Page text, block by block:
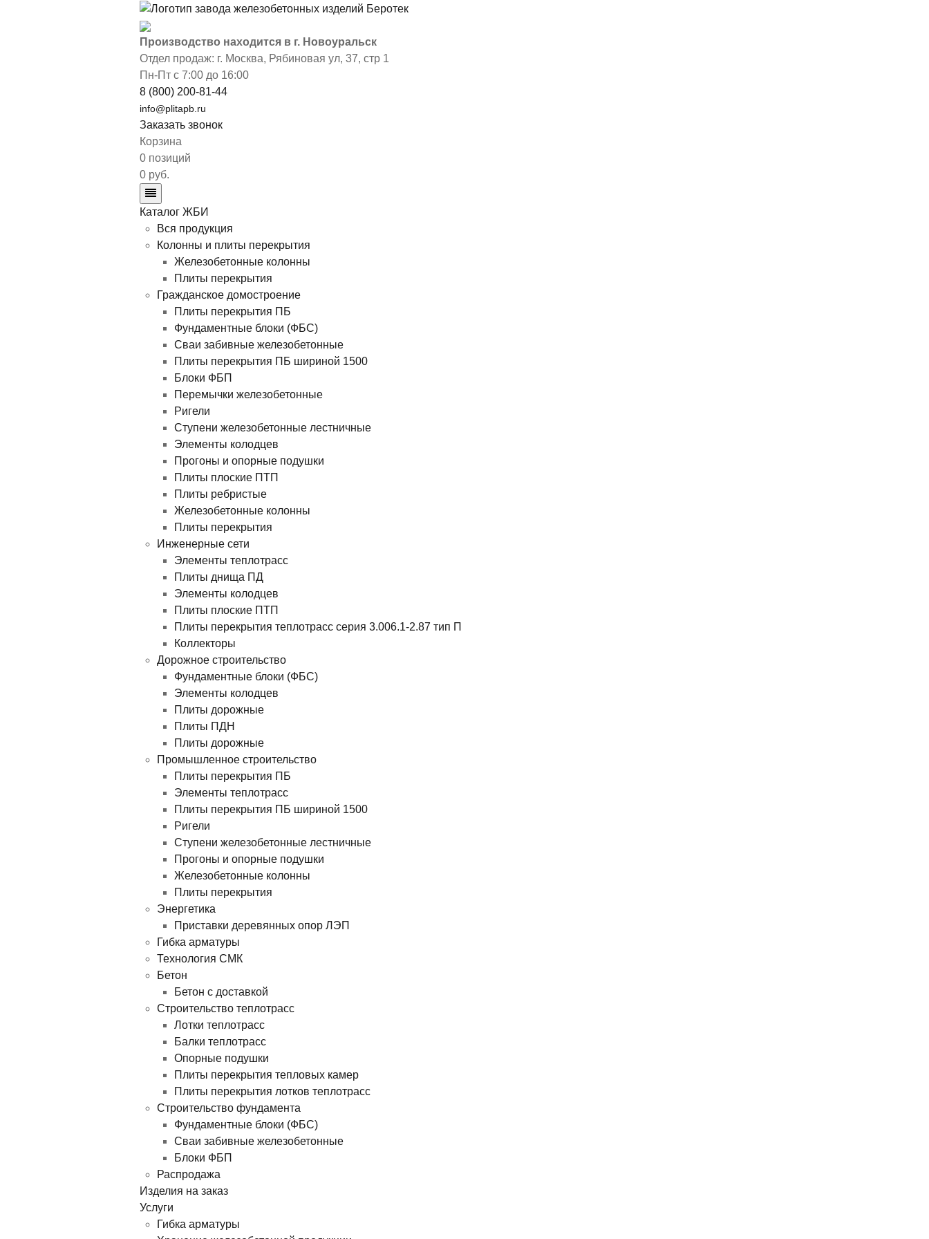
Производство находится в г. Новоуральск
Отдел продаж: г. Москва, Рябиновая ул, 37, стр 1
Пн-Пт с 7:00 до 16:00
8 (800) 200-81-44
info@plitapb.ru
Заказать звонок
Корзина
0 позиций
0 руб.
Каталог ЖБИ
Вся продукция
Колонны и плиты перекрытия
Железобетонные колонны
Плиты перекрытия
Гражданское домостроение
Плиты перекрытия ПБ
Фундаментные блоки (ФБС)
Сваи забивные железобетонные
Плиты перекрытия ПБ шириной 1500
Блоки ФБП
Перемычки железобетонные
Ригели
Ступени железобетонные лестничные
Элементы колодцев
Прогоны и опорные подушки
Плиты плоские ПТП
Плиты ребристые
Железобетонные колонны
Плиты перекрытия
Инженерные сети
Элементы теплотрасс
Плиты днища ПД
Элементы колодцев
Плиты плоские ПТП
Плиты перекрытия теплотрасс серия 3.006.1-2.87 тип П
Коллекторы
Дорожное строительство
Фундаментные блоки (ФБС)
Элементы колодцев
Плиты дорожные
Плиты ПДН
Плиты дорожные
Промышленное строительство
Плиты перекрытия ПБ
Элементы теплотрасс
Плиты перекрытия ПБ шириной 1500
Ригели
Ступени железобетонные лестничные
Прогоны и опорные подушки
Железобетонные колонны
Плиты перекрытия
Энергетика
Приставки деревянных опор ЛЭП
Гибка арматуры
Технология СМК
Бетон
Бетон с доставкой
Строительство теплотрасс
Лотки теплотрасс
Балки теплотрасс
Опорные подушки
Плиты перекрытия тепловых камер
Плиты перекрытия лотков теплотрасс
Строительство фундамента
Фундаментные блоки (ФБС)
Сваи забивные железобетонные
Блоки ФБП
Распродажа
Изделия на заказ
Услуги
Гибка арматуры